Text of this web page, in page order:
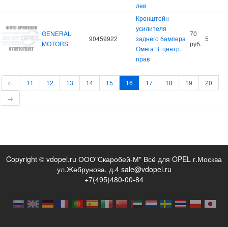
лев
GENERAL
MOTORS
90459922
Кронштейн
усилителя
заднего бампера
Омега В. центр.
прав
70
руб.
5
← 11 12 13 14 15 16 17 18 19
20
→
Copyright © vdopel.ru ООО"Скаробей-М" Всё для OPEL г.Москва
ул.Жебрунова, д.4 sale@vdopel.ru
+7(495)480-00-84